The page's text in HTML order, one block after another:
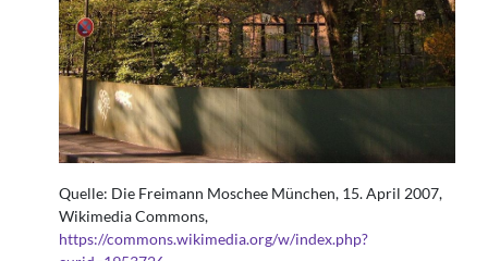
Quelle: Die Freimann Moschee München, 15. April 2007,
Wikimedia Commons,
https://commons.wikimedia.org/w/index.php?